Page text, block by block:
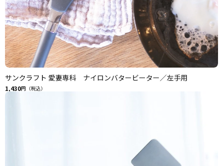
サンクラフト 愛妻専科 ナイロンバタービーター／左手用
1,430円（税込）